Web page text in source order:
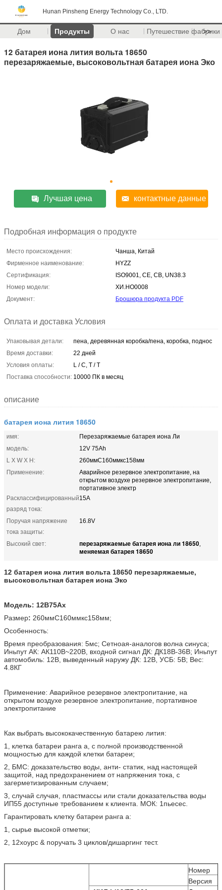
Hunan Pinsheng Energy Technology Co., LTD.
Дом Продукты О нас Путешествие фабрики
>>
12 батарея иона лития вольта 18650
перезаряжаемые, высоковольтная батарея иона Эко
Лучшая цена контактные данные
Подробная информация о продукте
Место происхождения:
Чанша, Китай
Фирменное наименование:
HYZZ
Сертификация:
ISO9001, CE, CB, UN38.3
Номер модели:
ХИ.НО0008
Документ:
Брошюра продукта PDF
Оплата и доставка Условия
Упаковывая детали:
пена, деревянная коробка/пена, коробка, поднос
Время доставки:
22 дней
Условия оплаты:
L / C, T / T
Поставка способности: 10000 ПК в месяц
описание
батарея иона лития 18650
имя:
Перезаряжаемые батарея иона Ли
модель:
12V 75Ah
L X W X H:
260ммС160ммкс158мм
Применение:
Аварийное резервное электропитание, на
открытом воздухе резервное электропитание,
портативное электр
Расклассифицированный
разряд тока:
15A
Поручая напряжение
тока защиты:
16.8V
Высокий свет: перезаряжаемые батарея иона ли 18650,
меняемая батарея 18650
12 батарея иона лития вольта 18650 перезаряжаемые,
высоковольтная батарея иона Эко
Модель: 12В75Ах
Размер: 260ммС160ммкс158мм;
Особенность:
Время преобразования: 5мс; Сетноая-аналогов волна синуса;
Иньпут АК: АК110В~220В, входной сигнал ДК: ДК18В-36В; Иньпут
автомобиль: 12В, выведенный наружу ДК: 12В, УСБ: 5В; Вес:
4.8КГ
Применение: Аварийное резервное электропитание, на
открытом воздухе резервное электропитание, портативное
электропитание
Как выбрать высококачественную батарею лития:
1, клетка батареи ранга а, с полной производственной
мощностью для каждой клетки батареи;
2, БМС: доказательство воды, анти- статик, над настоящей
защитой, над предохранением от напряжения тока, с
загерметизированным случаем;
3, случай случая, пластмассы или стали доказательства воды
ИП55 доступные требованием к клиента. МОК: 1пьесес.
Гарантировать клетку батареи ранга а:
1, сырье высокой отметки;
2, 12хоурс & поручать 3 циклов/дишаргинг тест.
Номер
Версия